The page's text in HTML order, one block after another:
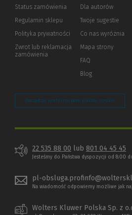
Status zamówienia
Regulamin sklepu
Polityka prywatności (Nowe
(Link
innej
Zwrot lub reklamacja
zamówienia
Dla autorów(Nowe
(Link
innej
strony)
Twoje sugestie
Co nas wyróżnia
Mapa strony
FAQ
Blog
Zarządzaj preferencjami plików cookie
22 535 88 00 lub 801 04 45 45
Jesteśmy do Państwa dyspozycji od 8:00
pl-
Na wiadomość odpowiemy możliwe jak
Wolters Kluwer Polska Sp. z